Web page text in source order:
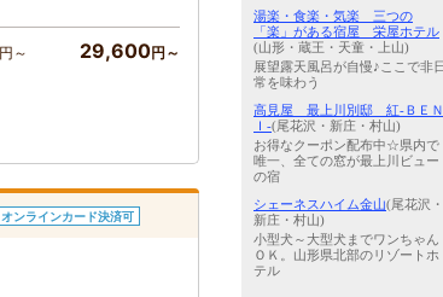
～ 29,600円～
オンラインカード決済可
湯楽・食楽・気楽 三つの
「楽」がある宿屋 栄屋ホテル
(山形・蔵王・天童・上山)
展望露天風呂が自慢♪ここで非
常を味わう
高見屋 最上川別邸 紅-ＢＥＮ
Ｉ-(尾花沢・新庄・村山)
お得なクーポン配布中☆県内で
唯一、全ての窓が最上川ビュー
の宿
シェーネスハイム金山(尾花沢・
新庄・村山)
小型犬～大型犬までワンちゃん
ＯＫ。山形県北部のリゾートホ
テル